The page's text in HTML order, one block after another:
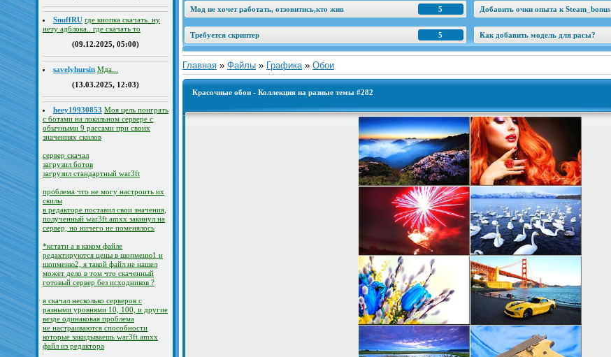
SnuffRU где кнопка скачать. ну
нету адблока.. где скачать то
(09.12.2025, 05:00)
savelyhursin Мда...
(13.03.2025, 12:03)
heey19930853 Моя цель поиграть
с ботами на локальном сервере с
обычными 9 рассами при своих
значениях скилов
сервер скачал
загрузил ботов
загрузил стандартный war3ft
проблема что не могу настроить их
скилы
в редакторе поставил свои значения,
полученный war3ft.amxx закинул на
сервер, но ничего не поменялось
*кстати а в каком файле
редактируются цены в шопменю1 и
шопменю2, я такой файл не нашел
может дело в том что скаченный
готовый сервер без исходников ?
я скачал несколько серверов с
разными уровнями 10, 100, и другие
везде одинаковая проблема
не настраиваются способности
которые закидываешь war3ft.amxx
файл из редактора
5
Мод не хочет работать, отзовитись,кто жив Добавить очки опыта к Steam_bonus
5
Требуется скриптер Как добавить модель для расы?
Главная » Файлы » Графика » Обои
Красочные обои - Коллекция на разные темы #282